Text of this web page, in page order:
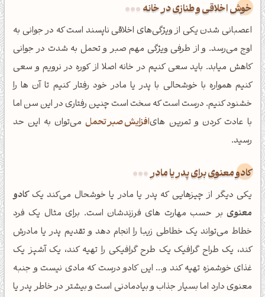
خوش اخلاقی و طنازی در خانه
اعصبانی شدن یکی از ویژگی‌های اخلاقی ناپسند است که در جوانی به
اوج می‌رسد. و از طرفی ویژگی مهم صبر و تحمل به شدت در جوانی
کاهش میابد. باید سعی کنیم در خانه اصلا از کوره در نرویم و سعی
کنیم همواره با خوشحالی با پدر یا مادر خود رفتار کنیم تا آن ها را
خشنود کنیم. درست است که سخت است چنین رفتاری در این سن اما
با عادت کردن و تمرین هایافزایش صبر تحملمی‌توان به این حد
رسید.
کادو معنوی برای پدر یا مادر
یکی دیگر از چیزهایی که پدر یا مادر یا خوشحال می‌کند یککادو
معنوی بر حسب مهارت های فرزندشان است. برای مثال یک فرد
خطاط می‌تواند یک خطاطی زیبا را انجام دهد و تقدیم پدر یا مادرش
کند، یک طراح گرافیک یک طرح گرافیکی را تهیه کند، یک آشپز یک
غذای خوشمزه تهیه کند و... این کادو درست که مادی نیست و جنبه
معنوی دارد اما بسیار جذاب و بیادمادنی است و بیشتر در خاطر پدر یا